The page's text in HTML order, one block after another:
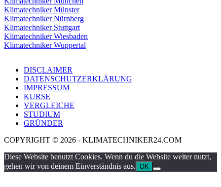
Klimatechniker Münster
Klimatechniker Nürnberg
Klimatechniker Stuttgart
Klimatechniker Wiesbaden
Klimatechniker Wuppertal
DISCLAIMER
DATENSCHUTZERKLÄRUNG
IMPRESSUM
KURSE
VERGLEICHE
STUDIUM
GRÜNDER
COPYRIGHT © 2026 - KLIMATECHNIKER24.COM
Diese Website benutzt Cookies. Wenn du die Website weiter nutzt,
gehen wir von deinem Einverständnis aus. OK